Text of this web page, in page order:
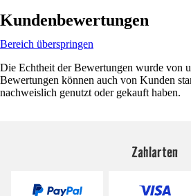
Kundenbewertungen
Bereich überspringen
Die Echtheit der Bewertungen wurde von
Bewertungen können auch von Kunden
nachweislich genutzt oder gekauft haben.
Zahlarten